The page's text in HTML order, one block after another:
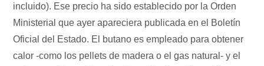
incluido). Ese precio ha sido establecido por la Orden
Ministerial que ayer apareciera publicada en el Boletín
Oficial del Estado. El butano es empleado para obtener
calor -como los pellets de madera o el gas natural- y el